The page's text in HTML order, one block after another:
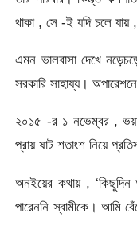
থাকা , সে -ই যদি চলে যায়
এমন ভালবাসা দেখে
সরকারি সাহায্য।
২০১৫ -র ১ নভেম্বর ,
প্রায় ষাট শতাংশ নিয়ে
অনইয়ের কথায় , ‘কিছুদিন
পারেননি স্বামীকে। আমি